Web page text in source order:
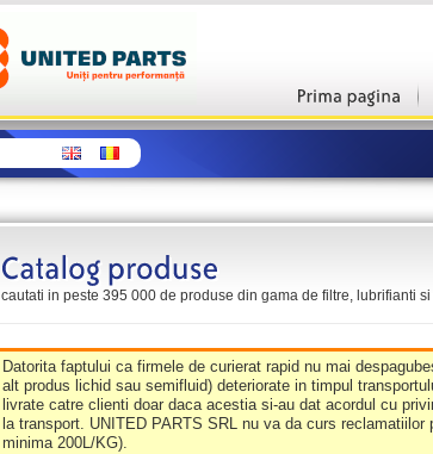
cautati in peste 395 000 de produse din gama de filtre, lubrifianti
Datorita faptului ca firmele de curierat rapid nu mai
alt produs lichid sau semifluid) deteriorate in timpul
livrate catre clienti doar daca acestia si-au dat acordul cu
la transport. UNITED PARTS SRL nu va da curs
minima 200L/KG).